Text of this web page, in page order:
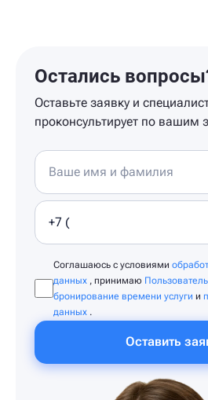
Остались
Оставьте заявку и
проконсультирует по вашим
Соглашаюсь с условиями
данных , принимаю
бронирование времени услуги и
данных .
Оставить